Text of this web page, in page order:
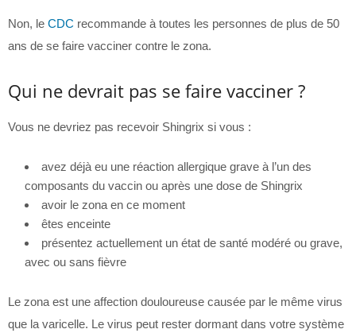
Non, le CDC recommande à toutes les personnes de plus de 50
ans de se faire vacciner contre le zona.
Qui ne devrait pas se faire vacciner ?
Vous ne devriez pas recevoir Shingrix si vous :
avez déjà eu une réaction allergique grave à l’un des
composants du vaccin ou après une dose de Shingrix
avoir le zona en ce moment
êtes enceinte
présentez actuellement un état de santé modéré ou grave,
avec ou sans fièvre
Le zona est une affection douloureuse causée par le même virus
que la varicelle. Le virus peut rester dormant dans votre système